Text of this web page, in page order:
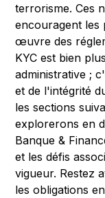
terrorisme. Ces
encouragent les
œuvre des
KYC est bien
administrative ;
et de l'intégrité
les sections
explorerons en
Banque &
et les défis
vigueur. Restez
les obligations